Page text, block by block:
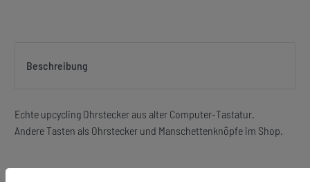
Beschreibung
Echte upcycling Ohrstecker aus alter Computer-Tastatur.
Andere Tasten als Ohrstecker und Manschettenknöpfe im Shop.